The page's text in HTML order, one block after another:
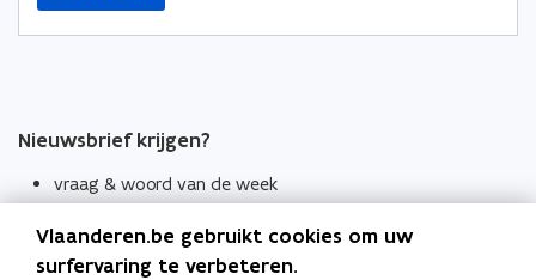
Nieuwsbrief krijgen?
vraag & woord van de week
Schrijf je in
Vlaanderen.be gebruikt cookies om uw
surfervaring te verbeteren.